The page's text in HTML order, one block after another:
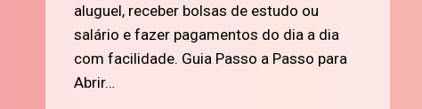
aluguel, receber bolsas de estudo ou
salário e fazer pagamentos do dia a dia
com facilidade. Guia Passo a Passo para
Abrir…